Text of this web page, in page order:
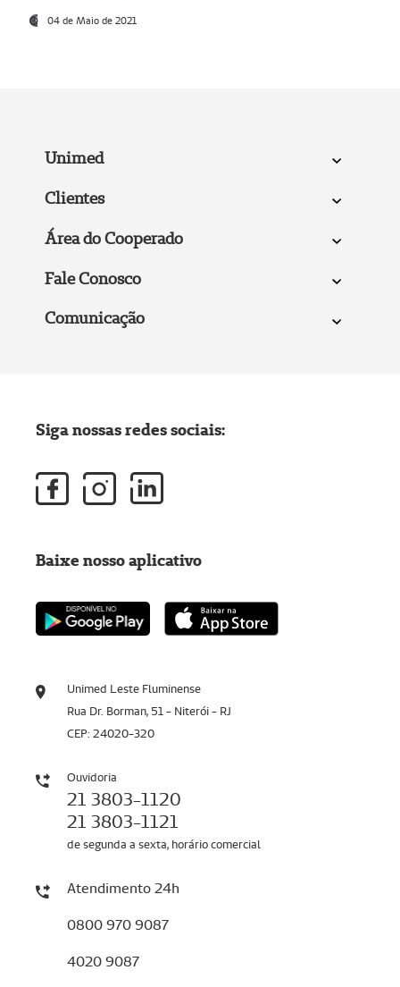
04 de Maio de 2021
Unimed
Clientes
Área do Cooperado
Fale Conosco
Comunicação
Unimed Leste Fluminense
Rua Dr. Borman, 51 - Niterói - RJ
CEP: 24020-320
Ouvidoria
21 3803-1120
21 3803-1121
de segunda a sexta, horário comercial
Atendimento 24h
0800 970 9087
4020 9087
Siga nossas redes sociais:
Baixe nosso aplicativo